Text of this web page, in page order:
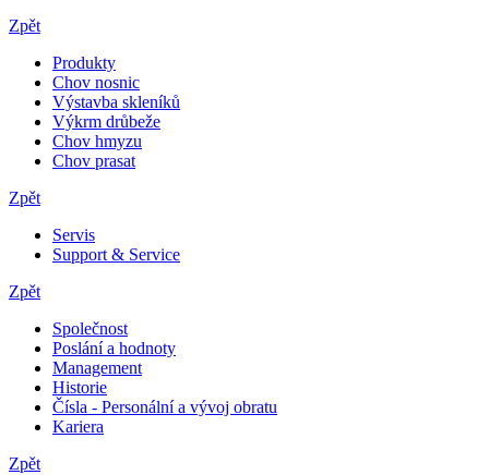
Zpět
Produkty
Chov nosnic
Výstavba skleníků
Výkrm drůbeže
Chov hmyzu
Chov prasat
Zpět
Servis
Support & Service
Zpět
Společnost
Poslání a hodnoty
Management
Historie
Čísla - Personální a vývoj obratu
Kariera
Zpět